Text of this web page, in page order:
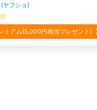
ヤフショ)
ミアム(5,000円相当プレゼント)